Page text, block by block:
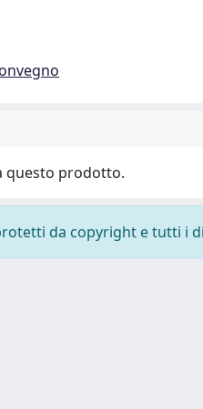
questo prodotto.
da copyright e tutti i